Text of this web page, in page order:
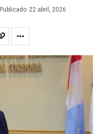
Publicado 22 abril, 2026